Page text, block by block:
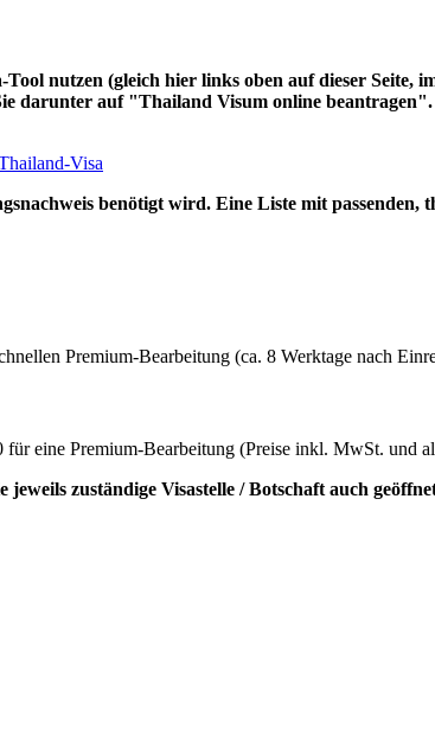
nutzen (gleich hier links oben auf dieser Seite,
darunter auf "Thailand Visum online beantragen".
Visa
benötigt wird. Eine Liste mit passenden,
Premium-Bearbeitung (ca. 8 Werktage nach
eine Premium-Bearbeitung (Preise inkl. MwSt. und
zuständige Visastelle / Botschaft auch